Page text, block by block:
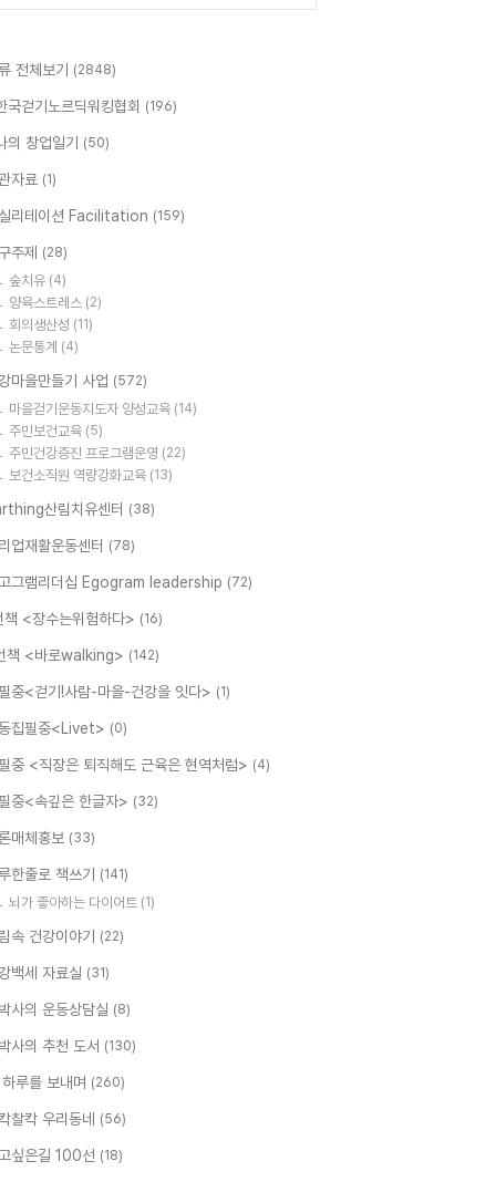
전체보기 (2848)
국걷기노르딕워킹협회 (196)
의 창업일기 (50)
자료 (1)
리테이션 Facilitation (159)
주제 (28)
숲치유 (4)
양육스트레스 (2)
회의생산성 (11)
논문통계 (4)
마을만들기 사업 (572)
마을걷기운동지도자 양성교육 (14)
주민보건교육 (5)
주민건강증진 프로그램운영 (22)
보건소직원 역량강화교육 (13)
산림치유센터 (38)
업재활운동센터 (78)
그램리더십 Egogram leadership (72)
책 <장수는위험하다> (16)
책 <바로walking> (142)
중<걷기!사람-마을-건강을 잇다> (1)
집필중<Livet> (0)
중 <직장은 퇴직해도 근육은 현역처럼> (4)
중<속깊은 한글자> (32)
매체홍보 (33)
한줄로 책쓰기 (141)
뇌가 좋아하는 다이어트 (1)
속 건강이야기 (22)
백세 자료실 (31)
사의 운동상담실 (8)
사의 추천 도서 (130)
루를 보내며 (260)
찰칵 우리동네 (56)
싶은길 100선 (18)